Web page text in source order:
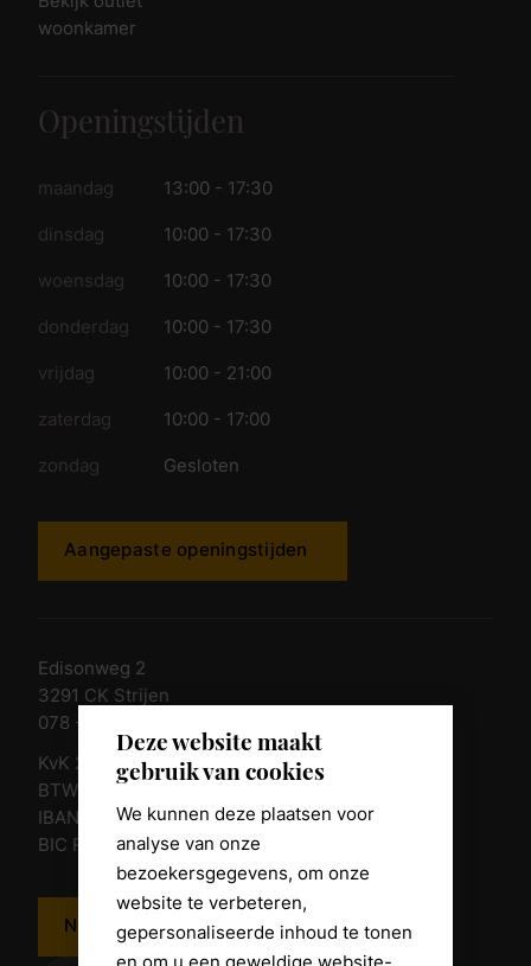
Deze website maakt
gebruik van cookies
We kunnen deze plaatsen voor
analyse van onze
bezoekersgegevens, om onze
website te verbeteren,
gepersonaliseerde inhoud te tonen
woonkamer
Openingstijden
maandag 13:00 - 17:30
dinsdag 10:00 - 17:30
woensdag 10:00 - 17:30
donderdag 10:00 - 17:30
vrijdag 10:00 - 21:00
zaterdag 10:00 - 17:00
zondag Gesloten
Aangepaste openingstijden
Edisonweg 2
3291 CK Strijen
078 - 674 84 85
KvK 23011135
BTW nr. NL 805098938.B.01
IBAN NL10 RABO 0361 8039 58
BIC RABONL2U
Neem contact op